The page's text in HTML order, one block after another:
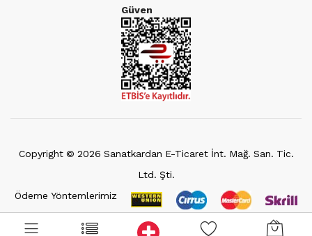
Güven
Copyright © 2026 Sanatkardan E-Ticaret İnt. Mağ. San. Tic.
Ltd. Şti.
Ödeme Yöntemlerimiz